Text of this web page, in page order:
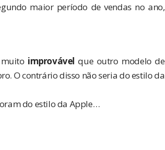
maior período de vendas no ano,
improvável que outro modelo de
O contrário disso não seria do estilo da
do estilo da Apple…